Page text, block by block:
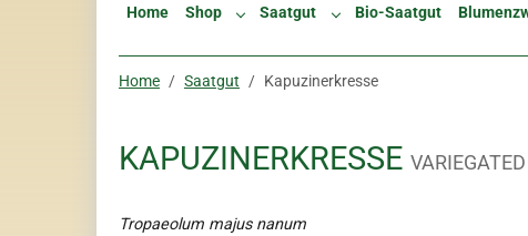
Home Shop Submenu for "Shop"
Saatgut Submenu for "Saatgut"
Bio-Saatgut
Home Saatgut Kapuzinerkresse
KAPUZINERKRESSE
Tropaeolum majus nanum